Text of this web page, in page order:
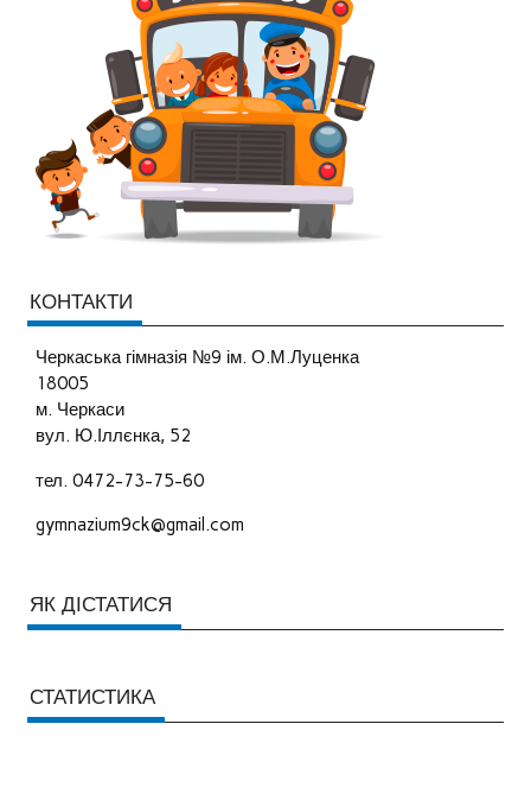
КОНТАКТИ
Черкаська гімназія №9 ім. О.М.Луценка
18005
м. Черкаси
вул. Ю.Іллєнка, 52
тел. 0472-73-75-60
gymnazium9ck@gmail.com
ЯК ДІСТАТИСЯ
СТАТИСТИКА